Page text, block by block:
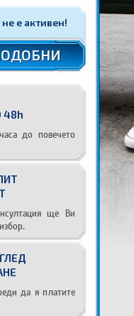
е активен!
48h
до повечето
ще Ви
да я платите